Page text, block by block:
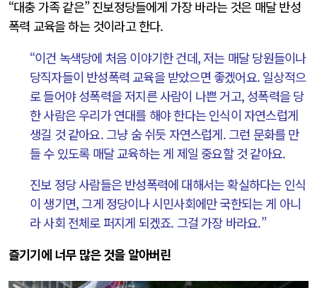
“대충 가족 같은” 진보정당들에게 가장 바라는 것은 매달 반성
폭력 교육을 하는 것이라고 한다.
“이건 녹색당에 처음 이야기한 건데, 저는 매달 당원들이나
당직자들이 반성폭력 교육을 받았으면 좋겠어요. 일상적으
로 들어야 성폭력을 저지른 사람이 나쁜 거고, 성폭력을 당
한 사람은 우리가 연대를 해야 한다는 인식이 자연스럽게
생길 것 같아요. 그냥 숨 쉬듯 자연스럽게. 그런 문화를 만
들 수 있도록 매달 교육하는 게 제일 중요할 것 같아요.
진보 정당 사람들은 반성폭력에 대해서는 확실하다는 인식
이 생기면, 그게 정당이나 시민사회에만 국한되는 게 아니
라 사회 전체로 퍼지게 되겠죠. 그걸 가장 바라요.”
즐기기에 너무 많은 것을 알아버린